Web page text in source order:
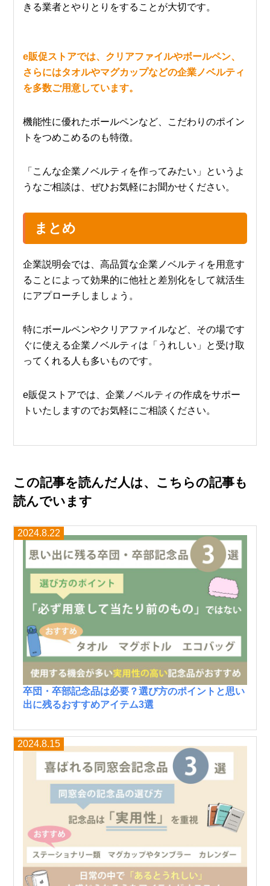
きる業者とやりとりをすることが大切です。
e販促ストアでは、クリアファイルやボールペン、
さらにはタオルやマグカップなどの企業ノベルティ
を多数ご用意しています。
機能性に優れたボールペンなど、こだわりのポイン
トをつめこめるのも特徴。
「こんな企業ノベルティを作ってみたい」というよ
うなご相談は、ぜひお気軽にお聞かせください。
まとめ
企業説明会では、高品質な企業ノベルティを用意す
ることによって効果的に他社と差別化をして就活生
にアプローチしましょう。
特にボールペンやクリアファイルなど、その場です
ぐに使える企業ノベルティは「うれしい」と受け取
ってくれる人も多いものです。
e販促ストアでは、企業ノベルティの作成をサポー
トいたしますのでお気軽にご相談ください。
この記事を読んだ人は、こちらの記事も
読んでいます
2024.8.22
卒団・卒部記念品は必要？選び方のポイントと思い
出に残るおすすめアイテム3選
2024.8.15